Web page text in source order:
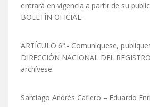
entrará en vigencia a partir de su
BOLETÍN OFICIAL.
ARTÍCULO 6°.- Comuníquese,
DIRECCIÓN NACIONAL DEL
archívese.
Santiago Andrés Cafiero – Eduardo